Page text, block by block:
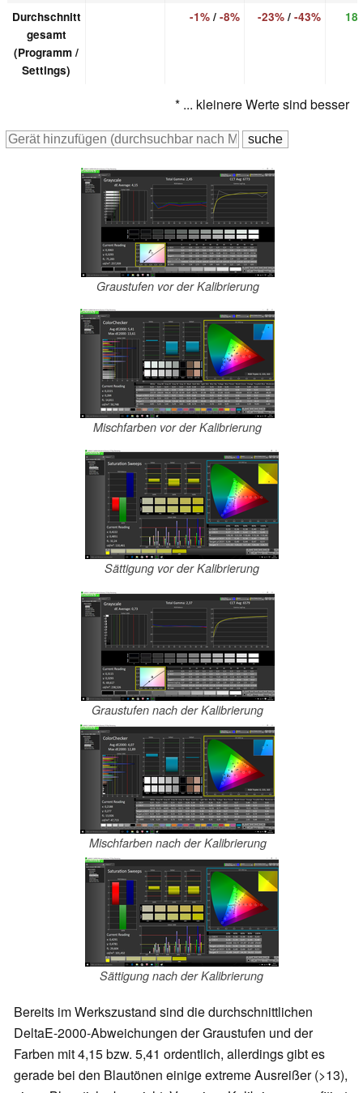
Durchschnitt
gesamt
(Programm /
Settings)
-1%/ -8% -23%/ -43%
* ... kleinere Werte sind besser
Graustufen vor der Kalibrierung
Mischfarben vor der Kalibrierung
Sättigung vor der Kalibrierung
Graustufen nach der Kalibrierung
Mischfarben nach der Kalibrierung
Sättigung nach der Kalibrierung
Bereits im Werkszustand sind die durchschnittlichen
DeltaE-2000-Abweichungen der Graustufen und der
Farben mit 4,15 bzw. 5,41 ordentlich, allerdings gibt es
gerade bei den Blautönen einige extreme Ausreißer (>13),